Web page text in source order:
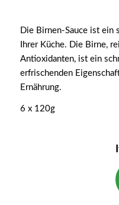
Die Birnen-Sauce ist ein
Ihrer Küche. Die Birne,
Antioxidanten, ist ein
erfrischenden
Ernährung.
6 x 120g